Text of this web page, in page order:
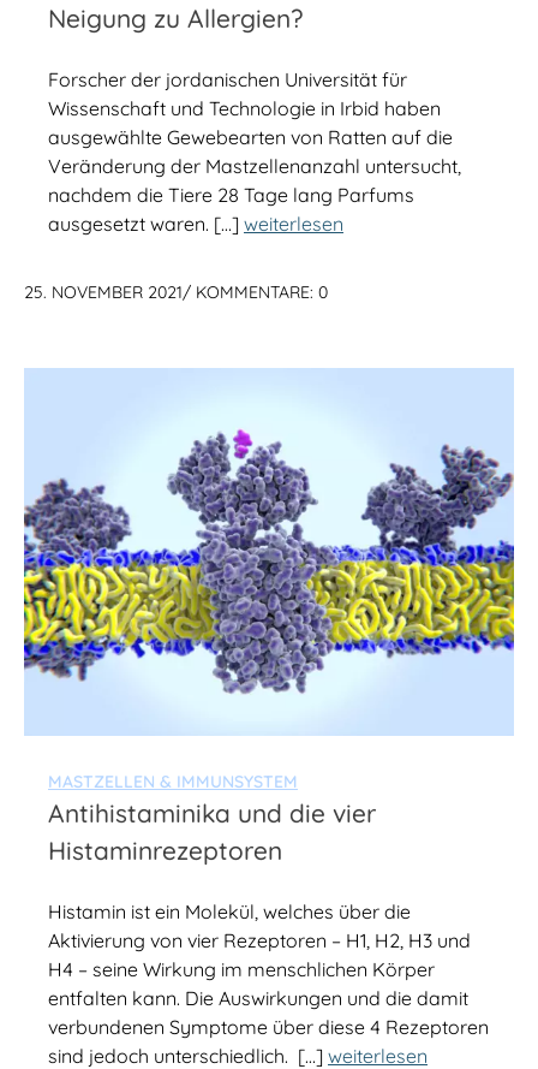
Neigung zu Allergien?
Forscher der jordanischen Universität für
Wissenschaft und Technologie in Irbid haben
ausgewählte Gewebearten von Ratten auf die
Veränderung der Mastzellenanzahl untersucht,
nachdem die Tiere 28 Tage lang Parfums
ausgesetzt waren. […] weiterlesen
25. NOVEMBER 2021/ KOMMENTARE: 0
MASTZELLEN & IMMUNSYSTEM
Antihistaminika und die vier
Histaminrezeptoren
Histamin ist ein Molekül, welches über die
Aktivierung von vier Rezeptoren – H1, H2, H3 und
H4 – seine Wirkung im menschlichen Körper
entfalten kann. Die Auswirkungen und die damit
verbundenen Symptome über diese 4 Rezeptoren
sind jedoch unterschiedlich. […] weiterlesen